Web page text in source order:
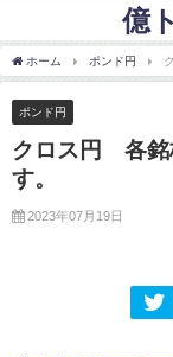
億
ホーム ポンド円
ポンド円
クロス円 各銘
す。
2023年07月19日